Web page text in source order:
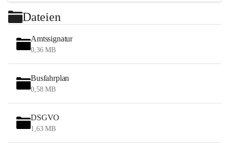
Wien erreicht man in ca. 45 Minuten.
Stössing zählt noch zum Naherholungsraum Wien sowie
zum Naherholungsraum St. Pölten. Viele Bauernhöfe hatten
„ihre Wiener“. Seit 1960 bauten viele Wiener
Wochenendhäuser im Gemeindegebiet. Wegen des
waldreichen Jagdgebietes haben viele Jagdpächter ihre
Das Wandern ist aus touristischer Sicht die bedeutendste
Tätigkeit. Das hügelige Gebiet mit Wanderwegen durch
Wiesen, Wälder und Obstkulturen lädt dazu ein. Gefördert
Dateien
Amtssignatur
0,36 MB
Busfahrplan
0,58 MB
DSGVO
1,63 MB